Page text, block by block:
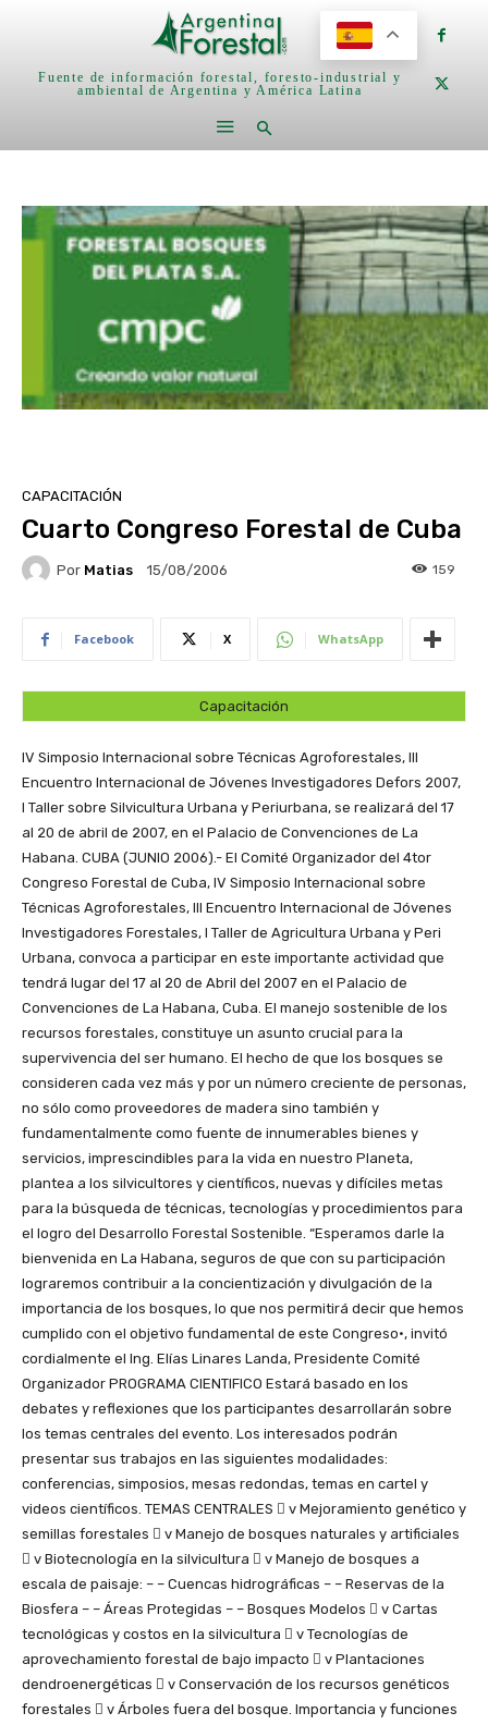
Fuente de información forestal, foresto-industrial y
ambiental de Argentina y América Latina
CAPACITACIÓN
Cuarto Congreso Forestal de Cuba
Por Matias 15/08/2006 159
Facebook X WhatsApp
Capacitación
IV Simposio Internacional sobre Técnicas Agroforestales, III
Encuentro Internacional de Jóvenes Investigadores Defors 2007,
I Taller sobre Silvicultura Urbana y Periurbana, se realizará del 17
al 20 de abril de 2007, en el Palacio de Convenciones de La
Habana. CUBA (JUNIO 2006).- El Comité Organizador del 4tor
Congreso Forestal de Cuba, IV Simposio Internacional sobre
Técnicas Agroforestales, III Encuentro Internacional de Jóvenes
Investigadores Forestales, I Taller de Agricultura Urbana y Peri
Urbana, convoca a participar en este importante actividad que
tendrá lugar del 17 al 20 de Abril del 2007 en el Palacio de
Convenciones de La Habana, Cuba. El manejo sostenible de los
recursos forestales, constituye un asunto crucial para la
supervivencia del ser humano. El hecho de que los bosques se
consideren cada vez más y por un número creciente de personas,
no sólo como proveedores de madera sino también y
fundamentalmente como fuente de innumerables bienes y
servicios, imprescindibles para la vida en nuestro Planeta,
plantea a los silvicultores y científicos, nuevas y difíciles metas
para la búsqueda de técnicas, tecnologías y procedimientos para
el logro del Desarrollo Forestal Sostenible. “Esperamos darle la
bienvenida en La Habana, seguros de que con su participación
lograremos contribuir a la concientización y divulgación de la
importancia de los bosques, lo que nos permitirá decir que hemos
cumplido con el objetivo fundamental de este Congreso•, invitó
cordialmente el Ing. Elías Linares Landa, Presidente Comité
Organizador PROGRAMA CIENTIFICO Estará basado en los
debates y reflexiones que los participantes desarrollarán sobre
los temas centrales del evento. Los interesados podrán
presentar sus trabajos en las siguientes modalidades:
conferencias, simposios, mesas redondas, temas en cartel y
videos científicos. TEMAS CENTRALES  v Mejoramiento genético y
semillas forestales  v Manejo de bosques naturales y artificiales
 v Biotecnología en la silvicultura  v Manejo de bosques a
escala de paisaje: – – Cuencas hidrográficas – – Reservas de la
Biosfera – – Áreas Protegidas – – Bosques Modelos  v Cartas
tecnológicas y costos en la silvicultura  v Tecnologías de
aprovechamiento forestal de bajo impacto  v Plantaciones
dendroenergéticas  v Conservación de los recursos genéticos
forestales  v Árboles fuera del bosque. Importancia y funciones